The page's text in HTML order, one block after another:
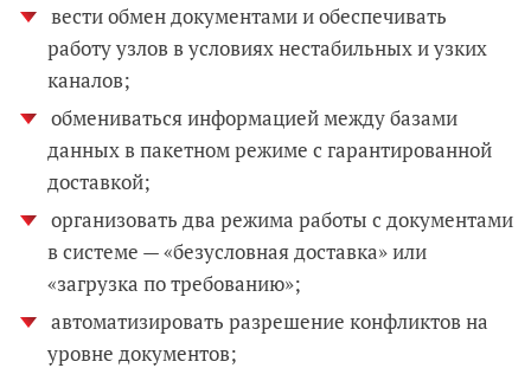
вести обмен документами и обеспечивать
работу узлов в условиях нестабильных и узких
каналов;
обмениваться информацией между базами
данных в пакетном режиме с гарантированной
доставкой;
организовать два режима работы с документами
в системе — «безусловная доставка» или
«загрузка по требованию»;
автоматизировать разрешение конфликтов на
уровне документов;